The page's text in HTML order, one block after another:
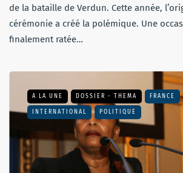
de la bataille de Verdun. Cette année,
cérémonie a créé la polémique. Une
finalement ratée…
A LA UNE DOSSIER - THEMA FRANCE
INTERNATIONAL POLITIQUE